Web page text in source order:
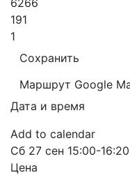
6266
191
1
Сохранить
Маршрут Google
Дата и время
Add to calendar
Сб 27 сен 15:00-16:20
Цена